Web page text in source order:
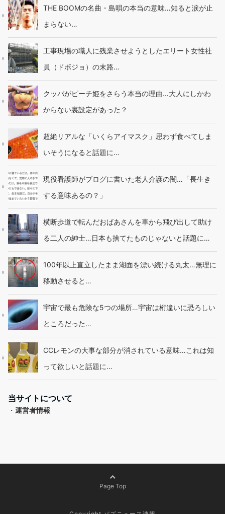
THE BOOMの名曲・島唄の本当の意味…知ると涙が止
まらない…
工事現場の職人に残業させようとしたエリート女性社
員（ドボジョ）の末路…
クッパがピーチ姫をさらう本当の理由…大人にしかわ
からない裏設定があった？
超絶リアルな「いくらアイマスク」思わず食べてしま
いそうになると話題に…
現役看護師がブログに書いた老人介護の闇…「長生き
する意味あるの？」
横断歩道で転んだおばあさんを車から飛び出して助け
る二人の紳士…日本も捨てたものじゃないと話題に…
100年以上直立したまま湖面を漂い続ける丸太…無理に
移動させると…
宇宙で最も危険な5つの場所…宇宙は桁違いに恐ろしい
ところだった…
CCレモンの大事な部分が消されている意味…これは知
って欲しいと話題に…
当サイトについて
・ 運営者情報
Page Top